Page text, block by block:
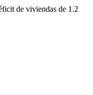
de viviendas de 1.2